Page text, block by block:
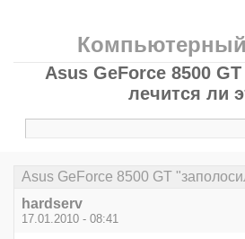
Asus GeForce 8500
лечится ли
Asus GeForce 8500 GT
hardserv
17.01.2010 - 08:41